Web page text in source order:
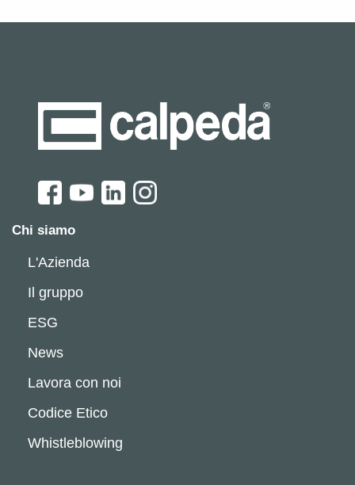
Chi siamo
L'Azienda
Il gruppo
ESG
News
Lavora con noi
Codice Etico
Whistleblowing